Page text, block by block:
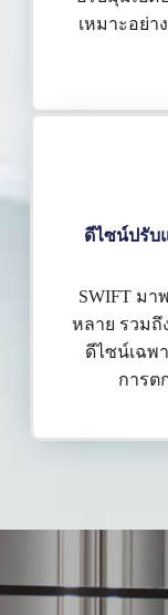
เหมาะอย่
ดีไซน์ปรับ
SWIFT ม
หลาย รวมถึ
ดีไซน์เฉพ
การต